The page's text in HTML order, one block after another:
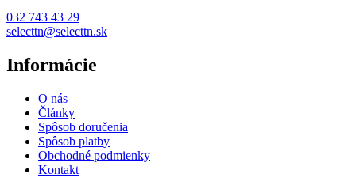
032 743 43 29
selecttn@selecttn.sk
Informácie
O nás
Články
Spôsob doručenia
Spôsob platby
Obchodné podmienky
Kontakt